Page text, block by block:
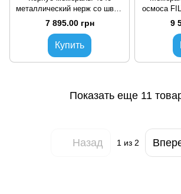
металлический нерж со швом
(2х секционный)
7 895.00 грн
Купить
осмоса
9
Показать еще 11
Назад 1из 2